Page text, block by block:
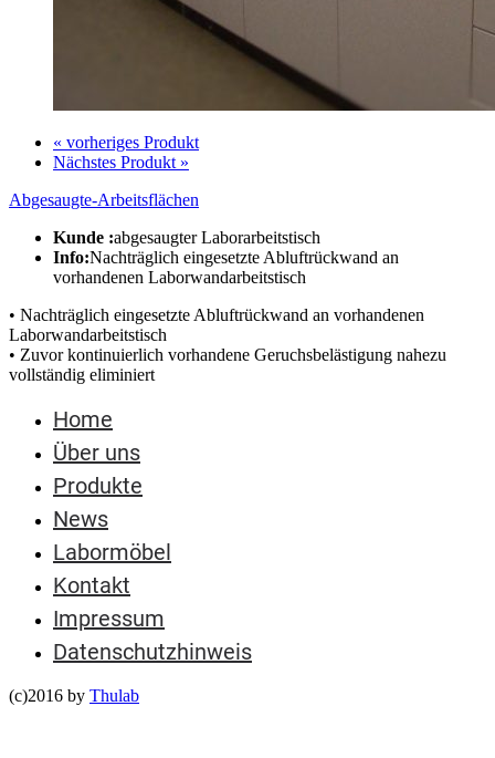
« vorheriges Produkt
Nächstes Produkt »
Abgesaugte-Arbeitsflächen
Kunde :abgesaugter Laborarbeitstisch
Info:Nachträglich eingesetzte Abluftrückwand an
vorhandenen Laborwandarbeitstisch
• Nachträglich eingesetzte Abluftrückwand an vorhandenen
Laborwandarbeitstisch
• Zuvor kontinuierlich vorhandene Geruchsbelästigung nahezu
vollständig eliminiert
Home
Über uns
Produkte
News
Labormöbel
Kontakt
Impressum
Datenschutzhinweis
(c)2016 by Thulab